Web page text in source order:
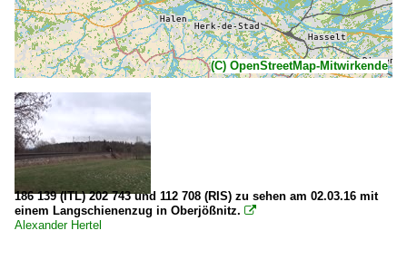
(C) OpenStreetMap-Mitwirkende
186 139 (ITL) 202 743 und 112 708 (RIS) zu sehen am 02.03.16 mit
einem Langschienenzug in Oberjößnitz. 
Alexander Hertel